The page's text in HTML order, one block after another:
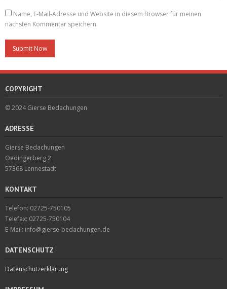
Name, E-Mail-Adresse und Website in diesem Browser für meinen
nächsten Kommentar speichern.
COPYRIGHT
© 2024 Gierse Bedachungen
ADRESSE
Gierse Bedachungen
Oedingerberg 2
57368 Lennestadt
KONTAKT
Telefon: 02725-750105
Telefax: 02725-750104
E-Mail: info@gierse-bedachungen.de
DATENSCHUTZ
Datenschutzerklärung